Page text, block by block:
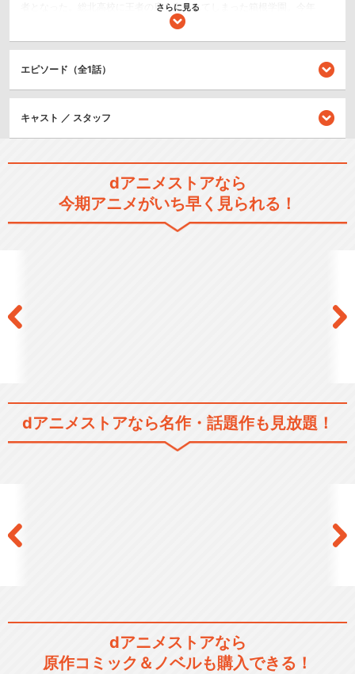
者となった。総北高校に王者の座を奪われてしまった箱根学園。今年
も、毎年恒例の「３年生追い出し親睦走行会（ファンライド）」が行わ
のレースを繰り広げる！そして迎える新学年。部内の問題児であるスプ
リンター銅橋正清、そして箱根の直線鬼・新開隼人を兄に持つクライマ
ー新開悠人――未知の可能性を持つメンバーが加わった、新生・箱根学
園の運命は果たして――？！王者の座を奪還すべく、箱根学園（ハコガ
弱虫ペダル
弱虫ペダル NEW GENERATIO
N
さらに見る
エピソード（全1話）
キャスト ／ スタッフ
dアニメストアなら
今期アニメがいち早く見られる！
dアニメストアなら名作・話題作も見放題！
dアニメストアなら
原作コミック＆ノベルも購入できる！